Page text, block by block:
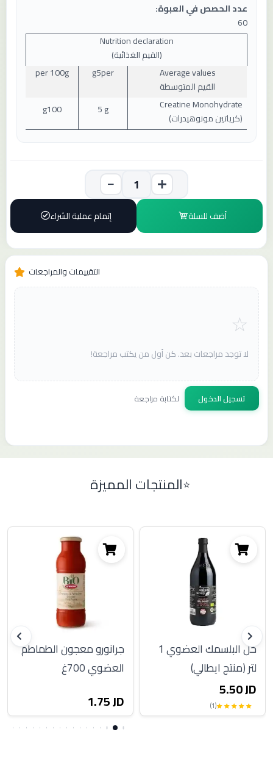
عدد الحصص في العبوة:
60
Nutrition declaration
(القيم الغذائية)
Average values
القيم المتوسطة
per
5
g
per 100g
Creatine Monohydrate
(كرياتين مونوهيدرات)
5 g
100
g
أضف للسلة إتمام عملية الشراء
التقييمات والمراجعات
لا توجد مراجعات بعد. كن أول من يكتب مراجعة!
تسجيل الدخول لكتابة مراجعة
المنتجات المميزة
خل البلسمك العضوي 1
لتر (منتج ايطالي)
5.50 JD
(1)
جرانورو معجون الطماطم
العضوي 700غ
1.75 JD